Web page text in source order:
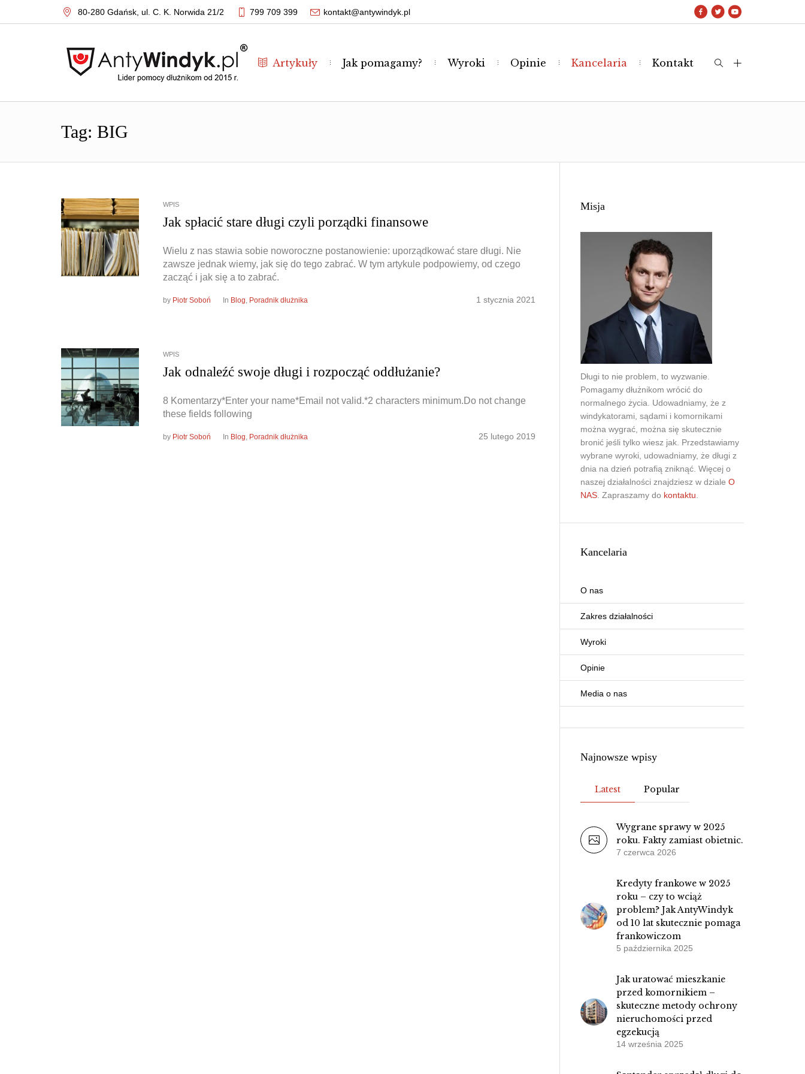
Doradztwo prawne
Doradztwo & konsulting
Negocjacje z wierzycielami
Doradztwo & konsulting
80-280 Gdańsk, ul. C. K. Norwida 21/2 799 709 399 kontakt@antywindyk.pl
Artykuły Jak pomagamy? Wyroki Opinie Kancelaria Kontakt
Tag: BIG
WPIS
Jak spłacić stare długi czyli porządki finansowe
Wielu z nas stawia sobie noworoczne postanowienie: uporządkować stare długi. Nie
zawsze jednak wiemy, jak się do tego zabrać. W tym artykule podpowiemy, od czego
zacząć i jak się a to zabrać.
1 stycznia 2021
by Piotr Soboń In Blog, Poradnik dłużnika
WPIS
Jak odnaleźć swoje długi i rozpocząć oddłużanie?
8 Komentarzy*Enter your name*Email not valid.*2 characters minimum.Do not change
these fields following
25 lutego 2019
by Piotr Soboń In Blog, Poradnik dłużnika
Misja
Długi to nie problem, to wyzwanie.
Pomagamy dłużnikom wrócić do
normalnego życia. Udowadniamy, że z
windykatorami, sądami i komornikami
można wygrać, można się skutecznie
bronić jeśli tylko wiesz jak. Przedstawiamy
wybrane wyroki, udowadniamy, że długi z
dnia na dzień potrafią zniknąć. Więcej o
naszej działalności znajdziesz w dzialeO
NAS . Zapraszamy do kontaktu
Kancelaria
O nas
Zakres działalności
Wyroki
Opinie
Media o nas
Najnowsze wpisy
Latest Popular
Wygrane sprawy w 2025
roku. Fakty zamiast obietnic.
7 czerwca 2026
Kredyty frankowe w 2025
roku – czy to wciąż
problem? Jak AntyWindyk
od 10 lat skutecznie pomaga
frankowiczom
5 października 2025
Jak uratować mieszkanie
przed komornikiem –
skuteczne metody ochrony
nieruchomości przed
egzekucją
14 września 2025